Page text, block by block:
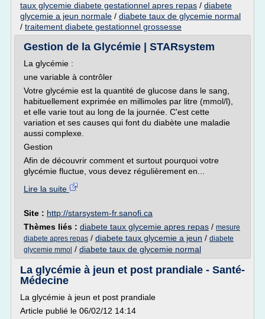
taux glycemie diabete gestationnel apres repas / diabete
glycemie a jeun normale / diabete taux de glycemie normal
/ traitement diabete gestationnel grossesse
Gestion de la Glycémie | STARsystem
La glycémie :
une variable à contrôler
Votre glycémie est la quantité de glucose dans le sang,
habituellement exprimée en millimoles par litre (mmol/l),
et elle varie tout au long de la journée. C'est cette
variation et ses causes qui font du diabète une maladie
aussi complexe.
Gestion
Afin de découvrir comment et surtout pourquoi votre
glycémie fluctue, vous devez régulièrement en...
Lire la suite
Site : http://starsystem-fr.sanofi.ca
Thèmes liés : diabete taux glycemie apres repas / mesure
diabete apres repas / diabete taux glycemie a jeun / diabete
glycemie mmol / diabete taux de glycemie normal
La glycémie à jeun et post prandiale - Santé-
Médecine
La glycémie à jeun et post prandiale
Article publié le 06/02/12 14:14